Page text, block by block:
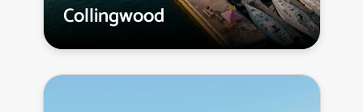
Collingwood